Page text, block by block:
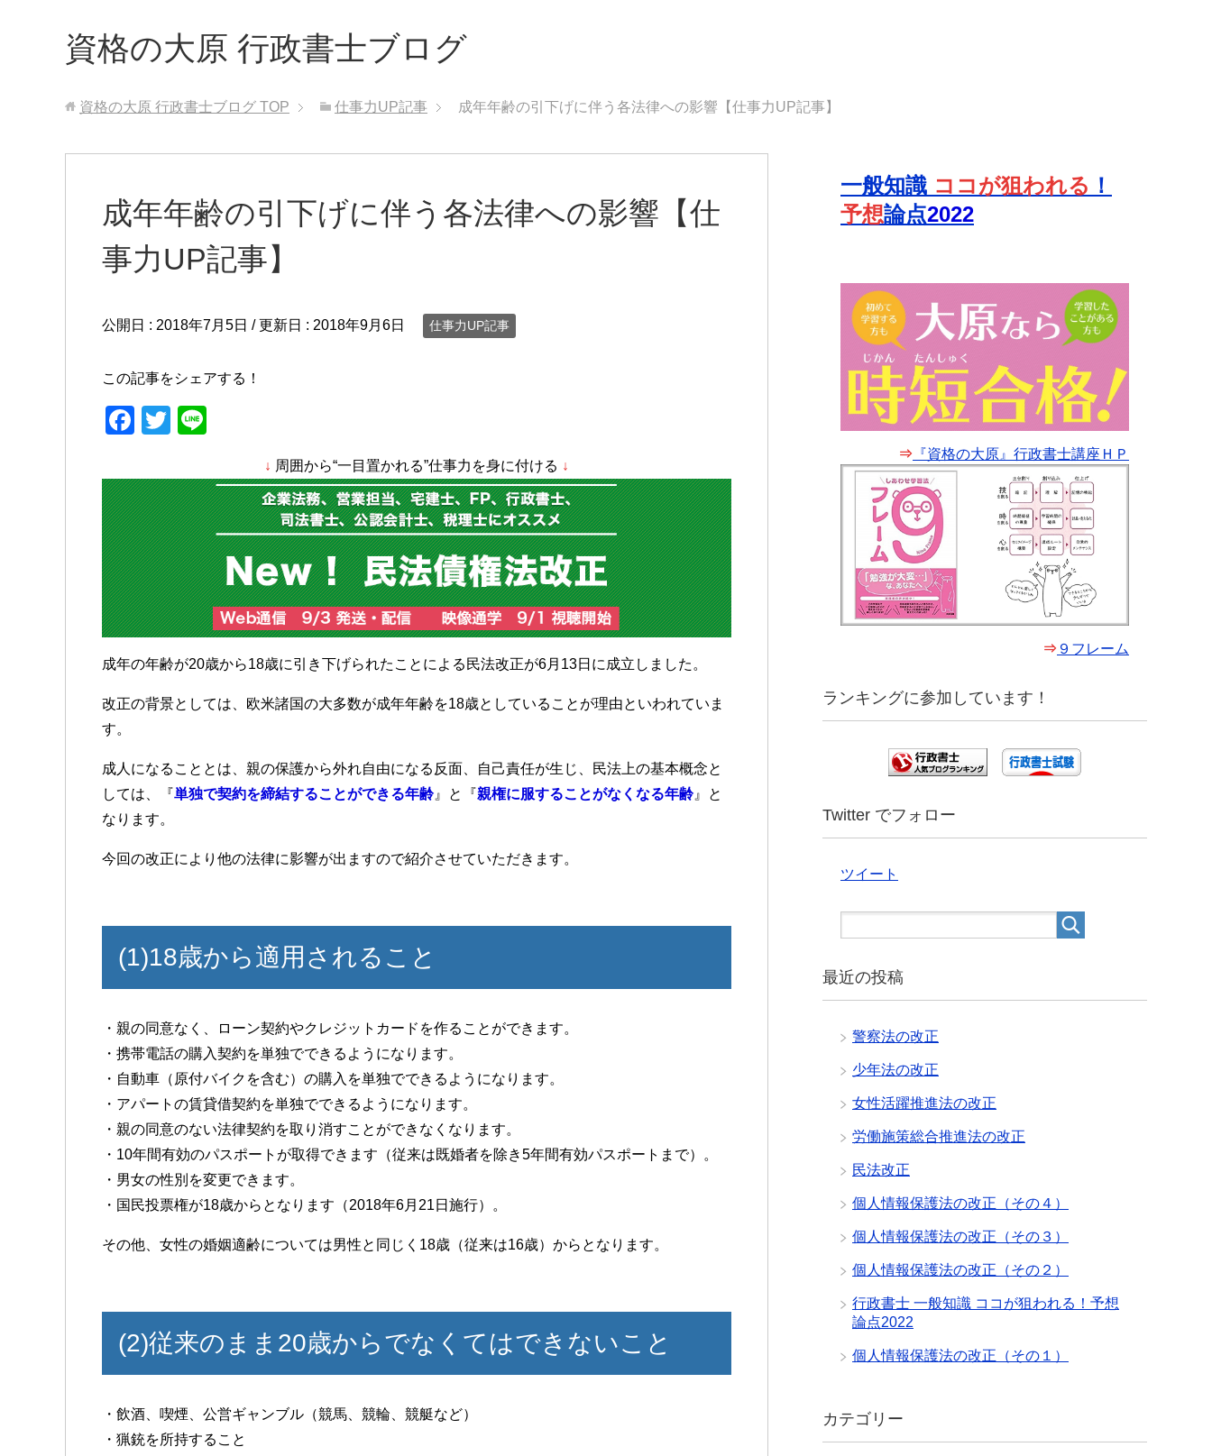
資格の大原 行政書士ブログ
資格の大原 行政書士ブログ TOP 仕事力UP記事 成年年齢の引下げに伴う各法律への影響【仕事力UP記事】
成年年齢の引下げに伴う各法律への影響【仕
事力UP記事】
公開日 : 2018年7月5日 / 更新日 : 2018年9月6日 仕事力UP記事
この記事をシェアする！
F
c
e
b
o
o
k
T
tt
er
e
↓ 周囲から“一目置かれる”仕事力を身に付ける ↓
成年の年齢が20歳から18歳に引き下げられたことによる民法改正が6月13日に成立しました。
改正の背景としては、欧米諸国の大多数が成年年齢を18歳としていることが理由といわれていま
す。
成人になることとは、親の保護から外れ自由になる反面、自己責任が生じ、民法上の基本概念と
しては、『単独で契約を締結することができる年齢 』と『親権に服することがなくなる年齢 』と
なります。
今回の改正により他の法律に影響が出ますので紹介させていただきます。
(1)18歳から適用されること
・親の同意なく、ローン契約やクレジットカードを作ることができます。
・携帯電話の購入契約を単独でできるようになります。
・自動車（原付バイクを含む）の購入を単独でできるようになります。
・アパートの賃貸借契約を単独でできるようになります。
・親の同意のない法律契約を取り消すことができなくなります。
・10年間有効のパスポートが取得できます（従来は既婚者を除き5年間有効パスポートまで）。
・男女の性別を変更できます。
・国民投票権が18歳からとなります（2018年6月21日施行）。
その他、女性の婚姻適齢については男性と同じく18歳（従来は16歳）からとなります。
(2)従来のまま20歳からでなくてはできないこと
・飲酒、喫煙、公営ギャンブル（競馬、競輪、競艇など）
・猟銃を所持すること
一般知識 ココが狙われる ！
予想論点2022
⇒ 『資格の大原』行政書士講座ＨＰ
⇒ ９フレーム
ランキングに参加しています！
Twitter でフォロー
ツイート
最近の投稿
警察法の改正
少年法の改正
女性活躍推進法の改正
労働施策総合推進法の改正
民法改正
個人情報保護法の改正（その４）
個人情報保護法の改正（その３）
個人情報保護法の改正（その２）
行政書士 一般知識 ココが狙われる！予想
論点2022
個人情報保護法の改正（その１）
カテゴリー